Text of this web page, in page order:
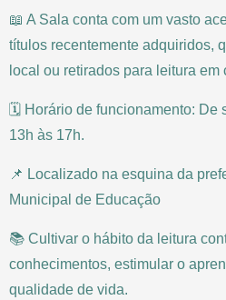
📖 A Sala conta com um vasto
títulos recentemente adquiridos,
local ou retirados para leitura em
🗓 Horário de funcionamento: De
13h às 17h.
📌 Localizado na esquina da
Municipal de Educação
📚 Cultivar o hábito da leitura
conhecimentos, estimular o
qualidade de vida.